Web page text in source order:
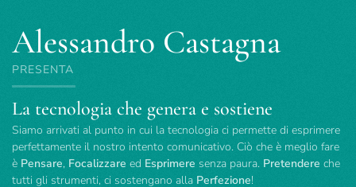
Alessandro Castagna
PRESENTA
La tecnologia che genera e sostiene
Siamo arrivati al punto in cui la tecnologia ci permette di esprimere
perfettamente il nostro intento comunicativo. Ciò che è meglio fare
è Pensare, Focalizzare ed Esprimere senza paura. Pretendere che
tutti gli strumenti, ci sostengano alla Perfezione!